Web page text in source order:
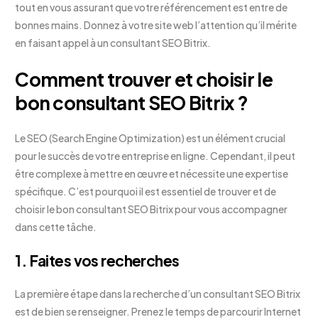
tout en vous assurant que votre référencement est entre de
bonnes mains. Donnez à votre site web l’attention qu’il mérite
en faisant appel à un consultant SEO Bitrix.
Comment trouver et choisir le
bon consultant SEO Bitrix ?
Le SEO (Search Engine Optimization) est un élément crucial
pour le succès de votre entreprise en ligne. Cependant, il peut
être complexe à mettre en œuvre et nécessite une expertise
spécifique. C’est pourquoi il est essentiel de trouver et de
choisir le bon consultant SEO Bitrix pour vous accompagner
dans cette tâche.
1. Faites vos recherches
La première étape dans la recherche d’un consultant SEO Bitrix
est de bien se renseigner. Prenez le temps de parcourir Internet